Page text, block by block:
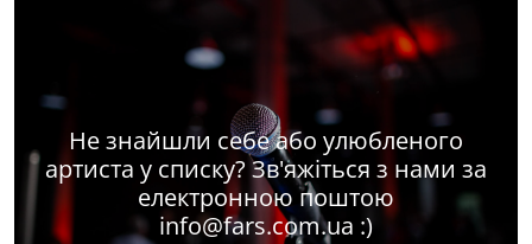
Не знайшли себе або улюбленого
артиста у списку? Зв'яжіться з нами за
електронною поштою
info@fars.com.ua :)